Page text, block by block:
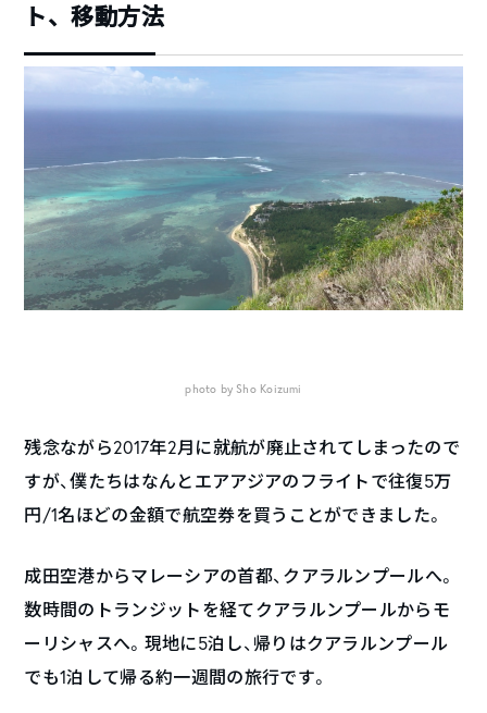
ト、移動方法
photo by Sho Koizumi
残念ながら2017年2月に就航が廃止されてしまったので
すが、僕たちはなんとエアアジアのフライトで往復5万
円/1名ほどの金額で航空券を買うことができました。
成田空港からマレーシアの首都、クアラルンプールへ。
数時間のトランジットを経てクアラルンプールからモ
ーリシャスへ。現地に5泊し、帰りはクアラルンプール
でも1泊して帰る約一週間の旅行です。